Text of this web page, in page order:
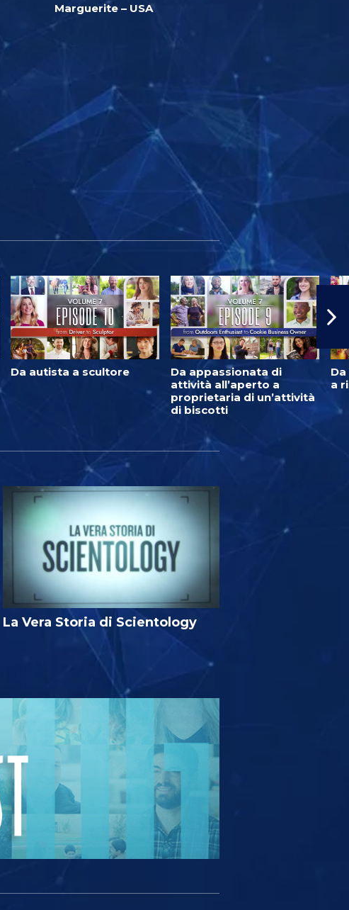
Marguerite – USA
Da autista a scultore
Da appassionata di
attività all’aperto a
proprietaria di un’attività
di biscotti
a
La Vera Storia di Scientology